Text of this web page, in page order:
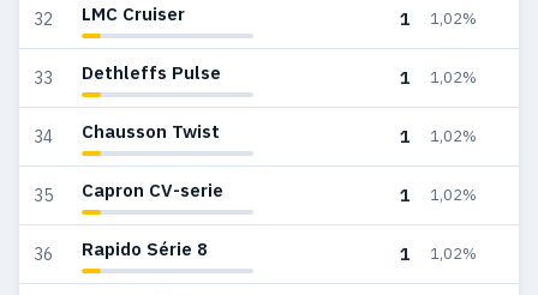
32 LMC Cruiser 1 1,02%
33 Dethleffs Pulse 1 1,02%
34 Chausson Twist 1 1,02%
35 Capron CV-serie 1 1,02%
36 Rapido Série 8 1 1,02%